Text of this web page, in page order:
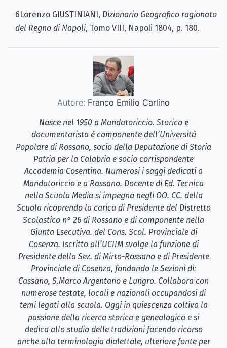
6Lorenzo GIUSTINIANI, Dizionario Geografico ragionato
del Regno di Napoli, Tomo VIII, Napoli 1804, p. 180.
Autore: Franco Emilio Carlino
Nasce nel 1950 a Mandatoriccio. Storico e
documentarista è componente dell’Università
Popolare di Rossano, socio della Deputazione di Storia
Patria per la Calabria e socio corrispondente
Accademia Cosentina. Numerosi i saggi dedicati a
Mandatoriccio e a Rossano. Docente di Ed. Tecnica
nella Scuola Media si impegna negli OO. CC. della
Scuola ricoprendo la carica di Presidente del Distretto
Scolastico n° 26 di Rossano e di componente nella
Giunta Esecutiva. del Cons. Scol. Provinciale di
Cosenza. Iscritto all’UCIIM svolge la funzione di
Presidente della Sez. di Mirto-Rossano e di Presidente
Provinciale di Cosenza, fondando le Sezioni di:
Cassano, S.Marco Argentano e Lungro. Collabora con
numerose testate, locali e nazionali occupandosi di
temi legati alla scuola. Oggi in quiescenza coltiva la
passione della ricerca storica e genealogica e si
dedica allo studio delle tradizioni facendo ricorso
anche alla terminologia dialettale, ulteriore fonte per